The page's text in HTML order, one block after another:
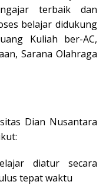
terbaik dan
belajar didukung
Kuliah ber-AC,
Sarana Olahraga
Dian Nusantara
diatur secara
tepat waktu